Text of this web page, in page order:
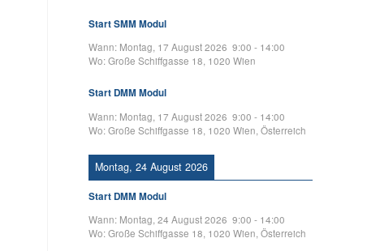
Start SMM Modul
Wann: Montag, 17 August 2026 9:00 - 14:00
Wo:Große Schiffgasse 18, 1020 Wien
Start DMM Modul
Wann: Montag, 17 August 2026 9:00 - 14:00
Wo:Große Schiffgasse 18, 1020 Wien, Österreich
Montag, 24 August 2026
Start DMM Modul
Wann: Montag, 24 August 2026 9:00 - 14:00
Wo:Große Schiffgasse 18, 1020 Wien, Österreich